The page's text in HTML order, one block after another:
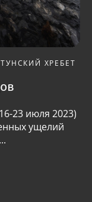
ХРЕБЕТ
23 июля 2023)
ущелий